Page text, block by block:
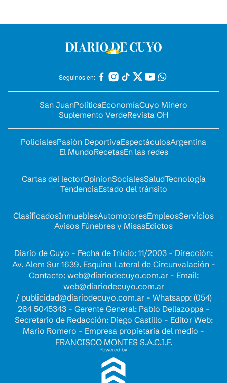
Seguinos en:
San JuanPolíticaEconomíaCuyo Minero
Suplemento VerdeRevista OH
PolicialesPasión DeportivaEspectáculosArgentina
El MundoRecetasEn las redes
Cartas del lectorOpinionSocialesSaludTecnología
TendenciaEstado del tránsito
ClasificadosInmueblesAutomotoresEmpleosServicios
Avisos Fúnebres y MisasEdictos
Diario de Cuyo - Fecha de Inicio: 11/2003 - Dirección:
Av. Alem Sur 1639. Esquina Lateral de Circunvalación -
Contacto: web@diariodecuyo.com.ar- Email:
web@diariodecuyo.com.ar
/ publicidad@diariodecuyo.com.ar- Whatsapp: (054)
264 5045343 - Gerente General: Pablo Dellazoppa -
Secretario de Redacción: Diego Castillo - Editor Web:
Mario Romero - Empresa propietaria del medio -
FRANCISCO MONTES S.A.C.I.F.